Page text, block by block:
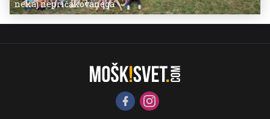
nekaj nepričakovanega